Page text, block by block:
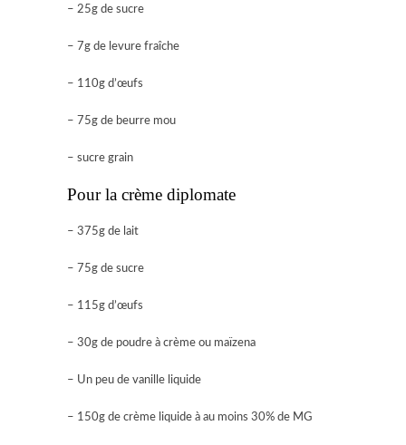
– 25g de sucre
– 7g de levure fraîche
– 110g d’œufs
– 75g de beurre mou
– sucre grain
Pour la crème diplomate
– 375g de lait
– 75g de sucre
– 115g d’œufs
– 30g de poudre à crème ou maïzena
– Un peu de vanille liquide
– 150g de crème liquide à au moins 30% de MG